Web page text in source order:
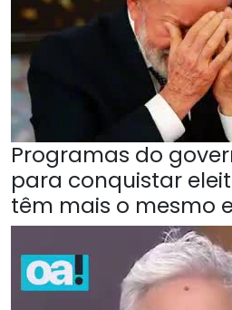
Programas do
para conquistar
têm mais o mesmo